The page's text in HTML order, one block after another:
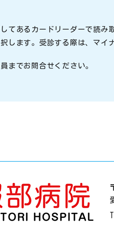
てあるカードリーダーで読
します。受診する際は、マイ
までお問合せください。